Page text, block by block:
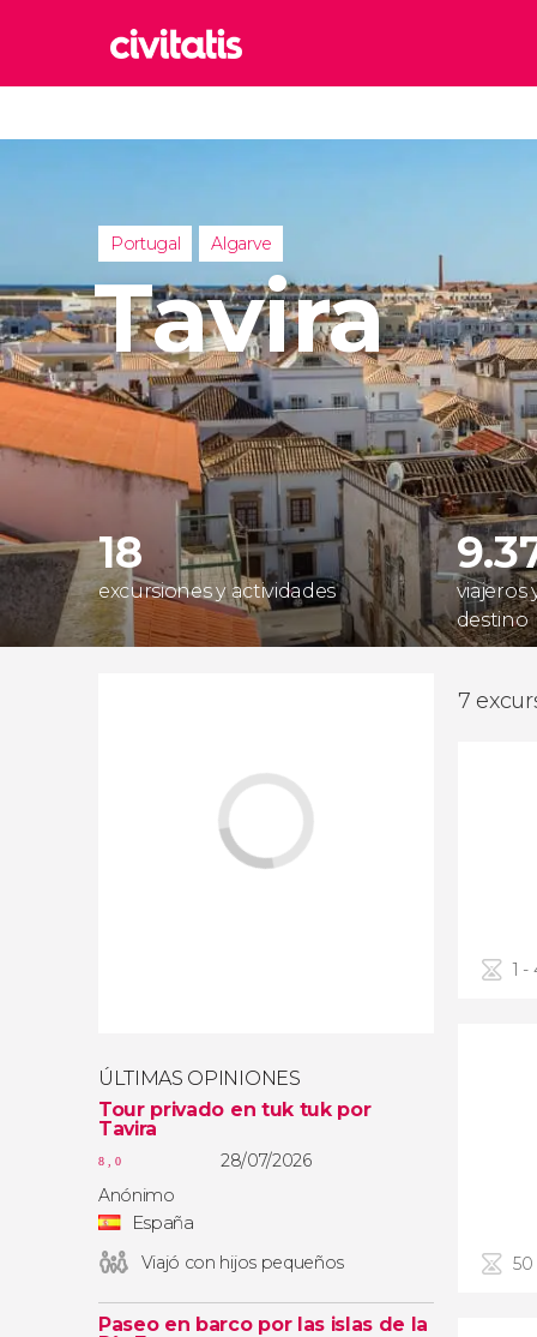
Italia
Reino
Turquía
Portugal Algarve
Tavira
18
excursiones y actividades
viajeros
destino
ÚLTIMAS OPINIONES
Tour privado en tuk tuk por
Tavira
8,0
28/07/2026
Anónimo
España
Viajó con hijos pequeños
Paseo en barco por las islas de la
7
1 -